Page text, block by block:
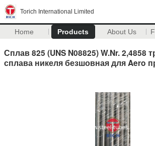
Torich International Limited
Home Products About Us
Сплав 825 (UNS N08825) W.Nr. 2,4858
сплава никеля безшовная для Aero